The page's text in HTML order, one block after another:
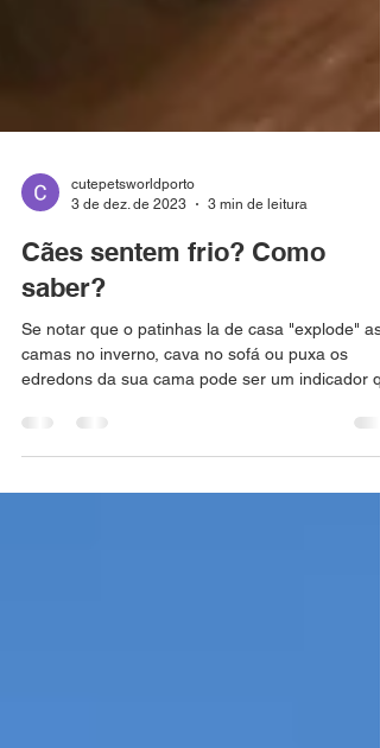
3 de dez. de 2023
3 min de leitura
Cães sentem frio? Como
saber?
Se notar que o patinhas la de casa "explode" as
edredons da sua cama pode ser um indicador
o m